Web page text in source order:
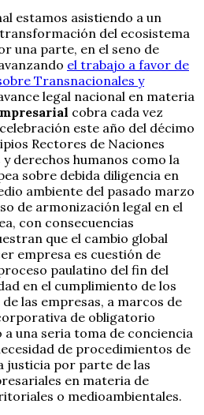
estamos asistiendo a un
del ecosistema
una parte, en el seno de
el trabajo a favor de
Transnacionales y
legal nacional en materia
cobra cada vez
este año del décimo
Rectores de Naciones
derechos humanos como la
sobre debida diligencia en
ambiente del pasado marzo
de armonización legal en el
con consecuencias
que el cambio global
empresa es cuestión de
paulatino del fin del
en el cumplimiento de los
las empresas, a marcos de
de obligatorio
una seria toma de conciencia
de procedimientos de
justicia por parte de las
en materia de
o medioambientales.